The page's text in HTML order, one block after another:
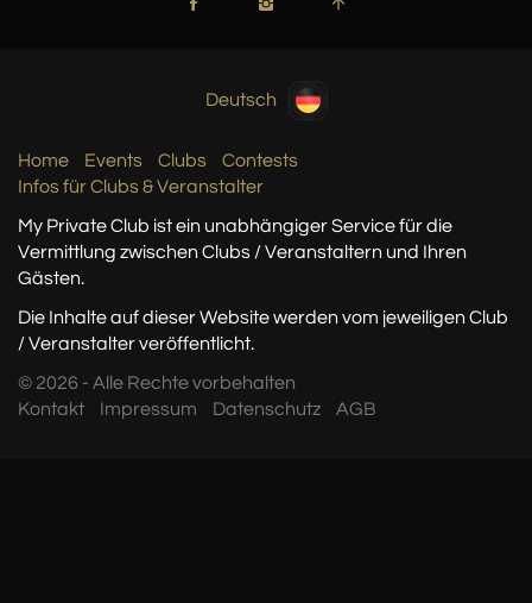
Deutsch
Home Events Clubs
Contests
Infos für Clubs & Veranstalter
My Private Club ist ein unabhängiger Servicefür die
Vermittlung zwischen Clubs / Veranstaltern und Ihren
Gästen.
Die Inhalte auf dieser Website werden vom jeweiligen Club
/ Veranstalter veröffentlicht.
© 2026 - Alle Rechte vorbehalten
Kontakt
Impressum Datenschutz AGB